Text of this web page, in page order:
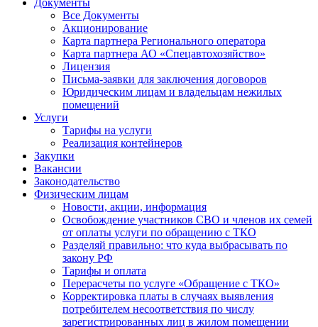
Все Документы
Акционирование
Карта партнера Регионального оператора
Карта партнера АО «Спецавтохозяйство»
Лицензия
Письма-заявки для заключения договоров
Юридическим лицам и владельцам нежилых
помещений
Услуги
Тарифы на услуги
Реализация контейнеров
Закупки
Вакансии
Законодательство
Физическим лицам
Новости, акции, информация
Освобождение участников СВО и членов их семей
от оплаты услуги по обращению с ТКО
Разделяй правильно: что куда выбрасывать по
закону РФ
Тарифы и оплата
Перерасчеты по услуге «Обращение с ТКО»
Корректировка платы в случаях выявления
потребителем несоответствия по числу
зарегистрированных лиц в жилом помещении